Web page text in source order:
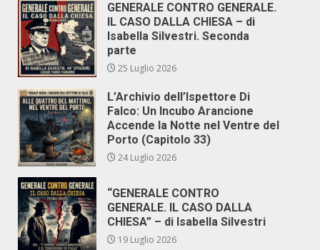
GENERALE CONTRO GENERALE.
IL CASO DALLA CHIESA – di
Isabella Silvestri. Seconda
parte
25 Luglio 2026
L’Archivio dell’Ispettore Di
Falco: Un Incubo Arancione
Accende la Notte nel Ventre del
Porto (Capitolo 33)
24 Luglio 2026
“GENERALE CONTRO
GENERALE. IL CASO DALLA
CHIESA” – di Isabella Silvestri
19 Luglio 2026